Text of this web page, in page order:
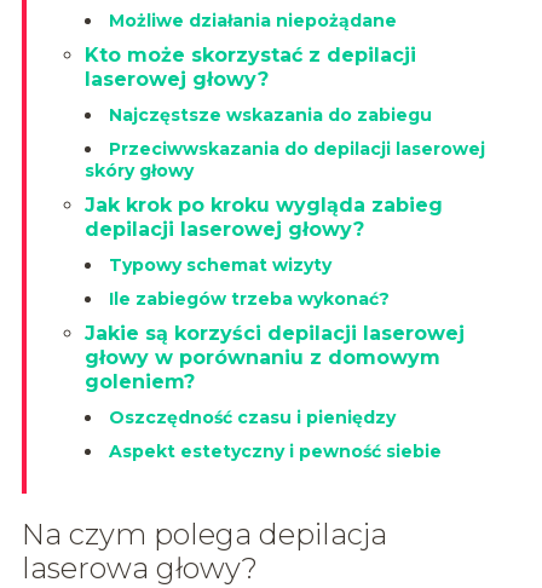
Możliwe działania niepożądane
Kto może skorzystać z depilacji
laserowej głowy?
Najczęstsze wskazania do zabiegu
Przeciwwskazania do depilacji laserowej
skóry głowy
Jak krok po kroku wygląda zabieg
depilacji laserowej głowy?
Typowy schemat wizyty
Ile zabiegów trzeba wykonać?
Jakie są korzyści depilacji laserowej
głowy w porównaniu z domowym
goleniem?
Oszczędność czasu i pieniędzy
Aspekt estetyczny i pewność siebie
Na czym polega depilacja
laserowa głowy?